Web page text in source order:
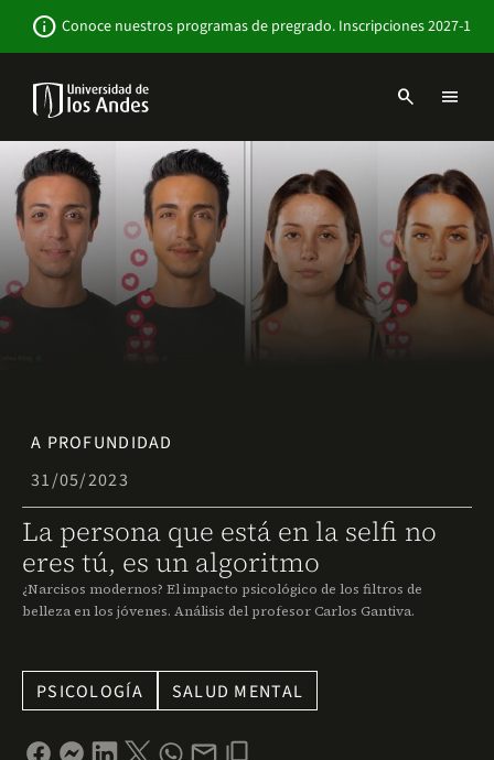
contenido
info Conoce nuestros programas de pregrado. Inscripciones 2027-1
Navbar
-
Sitio
Institucional
search menu
A PROFUNDIDAD
31/05/2023
La persona que está en la selfi no
eres tú, es un algoritmo
¿Narcisos modernos? El impacto psicológico de los filtros de
belleza en los jóvenes. Análisis del profesor Carlos Gantiva.
PSICOLOGÍA SALUD MENTAL